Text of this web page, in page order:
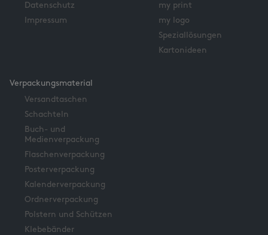
Datenschutz
Impressum
my print
my logo
Speziallösungen
Kartonideen
Verpackungsmaterial
Versandtaschen
Schachteln
Buch- und
Medienverpackung
Flaschenverpackung
Posterverpackung
Kalenderverpackung
Ordnerverpackung
Polstern und Schützen
Klebebänder